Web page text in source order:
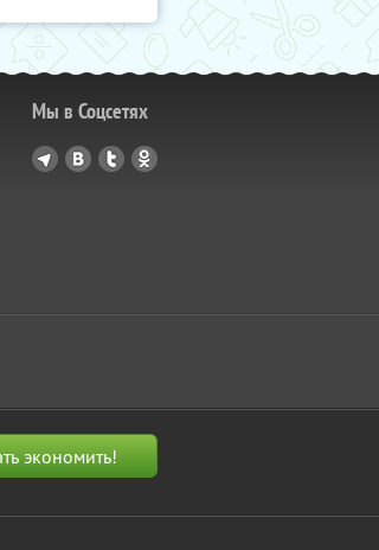
Мы в Соцсетях